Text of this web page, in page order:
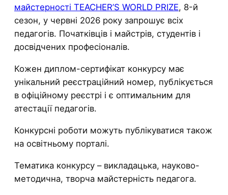
майстерності TEACHER’S WORLD PRIZE, 8-й
сезон, у червні 2026 року запрошує всіх
педагогів. Початківців і майстрів, студентів і
досвідчених професіоналів.
Кожен диплом-сертифікат конкурсу має
унікальний реєстраційний номер, публікується
в офіційному реєстрі і є оптимальним для
атестації педагогів.
Конкурсні роботи можуть публікуватися також
на освітньому порталі.
Тематика конкурсу – викладацька, науково-
методична, творча майстерність педагога.